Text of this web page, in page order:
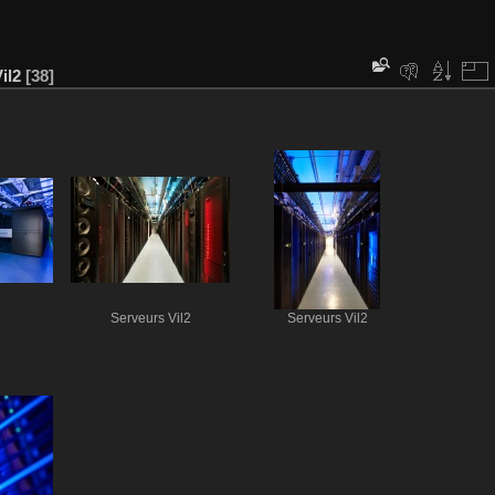
38
Serveurs Vil2 Serveurs Vil2